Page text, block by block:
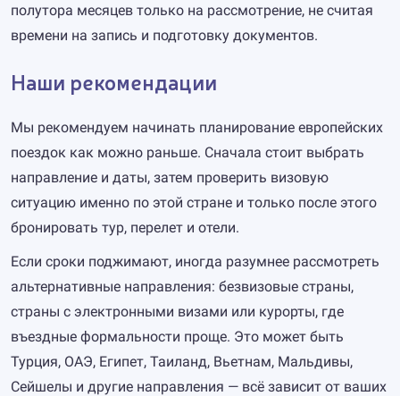
полутора месяцев только на рассмотрение, не считая
времени на запись и подготовку документов.
Наши рекомендации
Мы рекомендуем начинать планирование европейских
поездок как можно раньше. Сначала стоит выбрать
направление и даты, затем проверить визовую
ситуацию именно по этой стране и только после этого
бронировать тур, перелет и отели.
Если сроки поджимают, иногда разумнее рассмотреть
альтернативные направления: безвизовые страны,
страны с электронными визами или курорты, где
въездные формальности проще. Это может быть
Турция, ОАЭ, Египет, Таиланд, Вьетнам, Мальдивы,
Сейшелы и другие направления — всё зависит от ваших